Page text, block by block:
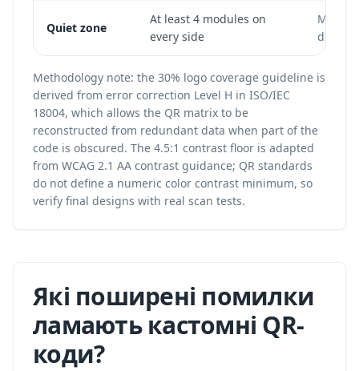
Quiet zone
At least 4 modules on
every side
Methodology note: the 30% logo coverage guideline is
derived from error correction Level H in ISO/IEC
18004, which allows the QR matrix to be
reconstructed from redundant data when part of the
code is obscured. The 4.5:1 contrast floor is adapted
from WCAG 2.1 AA contrast guidance; QR standards
do not define a numeric color contrast minimum, so
verify final designs with real scan tests.
Які поширені помилки
ламають кастомні QR-
коди?